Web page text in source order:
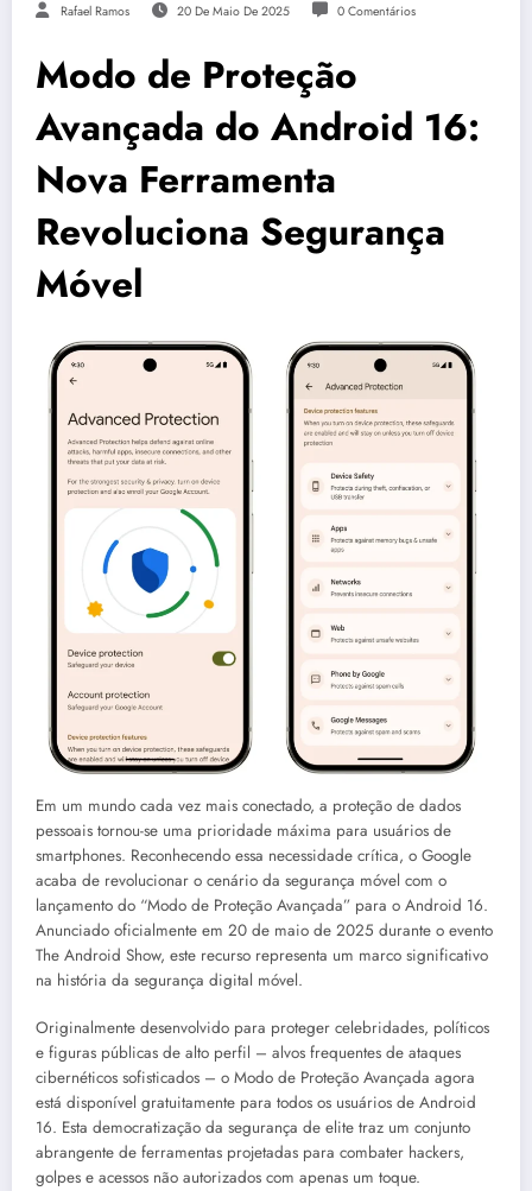
Rafael Ramos 20 De Maio De 2025 0 Comentários
Modo de Proteção
Avançada do Android 16:
Nova Ferramenta
Revoluciona Segurança
Móvel
Em um mundo cada vez mais conectado, a proteção de dados
pessoais tornou-se uma prioridade máxima para usuários de
smartphones. Reconhecendo essa necessidade crítica, o Google
acaba de revolucionar o cenário da segurança móvel com o
lançamento do “Modo de Proteção Avançada” para o Android 16.
Anunciado oficialmente em 20 de maio de 2025 durante o evento
The Android Show, este recurso representa um marco significativo
na história da segurança digital móvel.
Originalmente desenvolvido para proteger celebridades, políticos
e figuras públicas de alto perfil – alvos frequentes de ataques
cibernéticos sofisticados – o Modo de Proteção Avançada agora
está disponível gratuitamente para todos os usuários de Android
16. Esta democratização da segurança de elite traz um conjunto
abrangente de ferramentas projetadas para combater hackers,
golpes e acessos não autorizados com apenas um toque.